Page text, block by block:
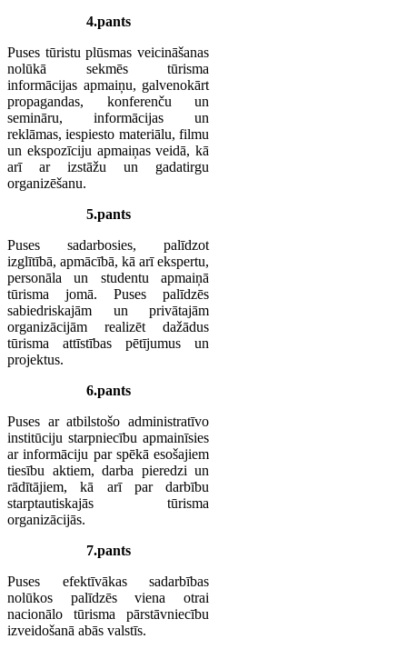
4.pants
Puses tūristu plūsmas veicināšanas
nolūkā sekmēs tūrisma
informācijas apmaiņu, galvenokārt
propagandas, konferenču un
semināru, informācijas un
reklāmas, iespiesto materiālu, filmu
un ekspozīciju apmaiņas veidā, kā
arī ar izstāžu un gadatirgu
organizēšanu.
5.pants
Puses sadarbosies, palīdzot
izglītībā, apmācībā, kā arī ekspertu,
personāla un studentu apmaiņā
tūrisma jomā. Puses palīdzēs
sabiedriskajām un privātajām
organizācijām realizēt dažādus
tūrisma attīstības pētījumus un
projektus.
6.pants
Puses ar atbilstošo administratīvo
institūciju starpniecību apmainīsies
ar informāciju par spēkā esošajiem
tiesību aktiem, darba pieredzi un
rādītājiem, kā arī par darbību
starptautiskajās tūrisma
organizācijās.
7.pants
Puses efektīvākas sadarbības
nolūkos palīdzēs viena otrai
nacionālo tūrisma pārstāvniecību
izveidošanā abās valstīs.